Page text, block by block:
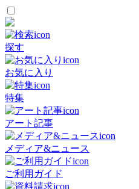
探す
お気に入り
特集
アート記事
メディア&ニュース
ご利用ガイド